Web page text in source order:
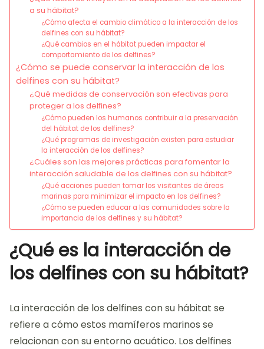
a su hábitat?
¿Cómo afecta el cambio climático a la interacción de los
delfines con su hábitat?
¿Qué cambios en el hábitat pueden impactar el
comportamiento de los delfines?
¿Cómo se puede conservar la interacción de los
delfines con su hábitat?
¿Qué medidas de conservación son efectivas para
proteger a los delfines?
¿Cómo pueden los humanos contribuir a la preservación
del hábitat de los delfines?
¿Qué programas de investigación existen para estudiar
la interacción de los delfines?
¿Cuáles son las mejores prácticas para fomentar la
interacción saludable de los delfines con su hábitat?
¿Qué acciones pueden tomar los visitantes de áreas
marinas para minimizar el impacto en los delfines?
¿Cómo se pueden educar a las comunidades sobre la
importancia de los delfines y su hábitat?
¿Qué es la interacción de
los delfines con su hábitat?
La interacción de los delfines con su hábitat se
refiere a cómo estos mamíferos marinos se
relacionan con su entorno acuático. Los delfines